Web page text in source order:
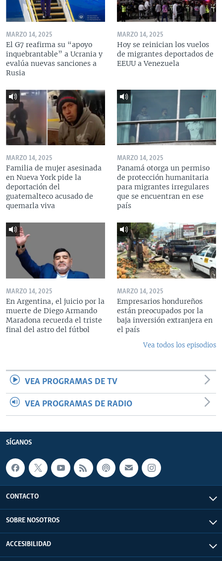
MARZO 14, 2025
El G7 reafirma su “apoyo
inquebrantable” a Ucrania y
evalúa nuevas sanciones a
Rusia
MARZO 14, 2025
Hoy se reinician los vuelos
de migrantes deportados de
EEUU a Venezuela
MARZO 14, 2025
Familia de mujer asesinada
en Nueva York pide la
deportación del
guatemalteco acusado de
quemarla viva
MARZO 14, 2025
Panamá otorga un permiso
de protección humanitaria
para migrantes irregulares
que se encuentran en ese
país
MARZO 14, 2025
En Argentina, el juicio por la
muerte de Diego Armando
Maradona recuerda el triste
final del astro del fútbol
MARZO 14, 2025
Empresarios hondureños
están preocupados por la
baja inversión extranjera en
el país
Vea todos los episodios
VEA PROGRAMAS DE TV
VEA PROGRAMAS DE RADIO
SÍGANOS
CONTACTO
SOBRE NOSOTROS
ACCESIBILIDAD